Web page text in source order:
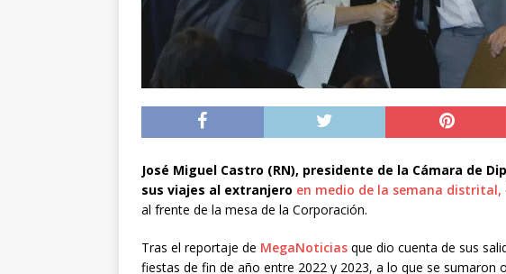
superintendencias ganan igual o más
José Miguel Castro (RN), presidente de la Cámara de
sus viajes al extranjero en medio de la semana distrital,
al frente de la mesa de la Corporación.
Tras el reportaje de MegaNoticias que dio cuenta de sus
fiestas de fin de año entre 2022 y 2023, a lo que se sumaron